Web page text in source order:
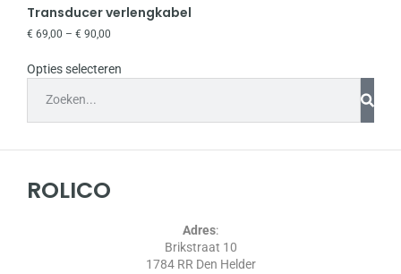
Transducer verlengkabel
€ 69,00 – € 90,00
Opties selecteren
ROLICO
Adres:
Brikstraat 10
1784 RR Den Helder